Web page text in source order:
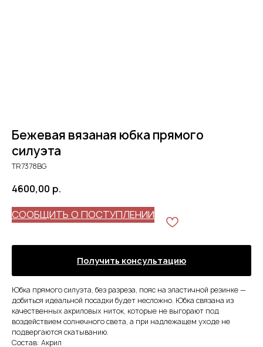
Бежевая вязаная юбка прямого
силуэта
TR7378BG
4600,00 р.
СООБЩИТЬ О ПОСТУПЛЕНИИ
Получить консультацию
Юбка прямого силуэта, без разреза, пояс на эластичной резинке —
добиться идеальной посадки будет несложно. Юбка связана из
качественных акриловых ниток, которые не выгорают под
воздействием солнечного света, а при надлежащем уходе не
подвергаются скатыванию.
Состав: Акрил